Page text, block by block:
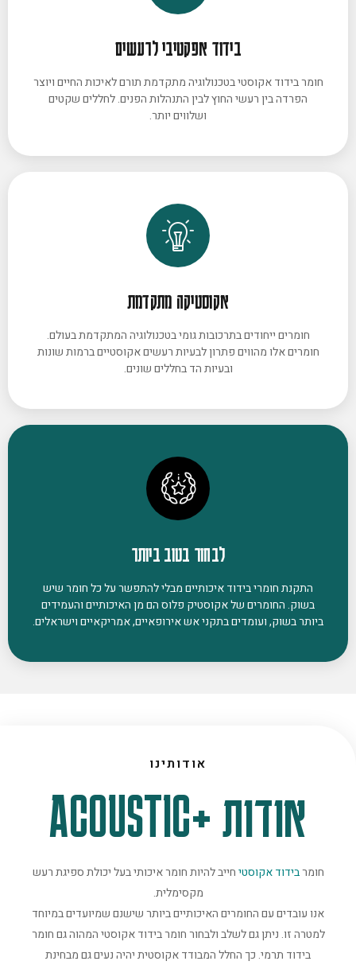
בידוד אפקטיבי לרעשים
חומר בידוד אקוסטי בטכנולוגיה מתקדמת תורם לאיכות החיים ויוצר
הפרדה בין רעשי החוץ לבין התנהלות הפנים. לחללים שקטים
ושלווים יותר.
אקוסטיקה מתקדמת
חומרים ייחודים בתרכובות גומי בטכנולוגיה המתקדמת בעולם.
חומרים אלו מהווים פתרון לבעיות רעשים אקוסטיים ברמות שונות
ובעיות הד בחללים שונים.
לבחור בטוב ביותר
התקנת חומרי בידוד איכותיים מבלי להתפשר על כל חומר שיש
בשוק. החומרים של אקוסטיק פלוס הם מן האיכותיים והעמידים
ביותר בשוק, ועומדים בתקני אש אירופאיים, אמריקאיים וישראלים.
אודותינו
אודות +ACOUSTIC
חומרבידוד אקוסטיחייב להיות חומר איכותי בעל יכולת ספיגת רעש
מקסימלית.
אנו עובדים עם החומרים האיכותיים ביותר שישנם שמיועדים במיוחד
למטרה זו. ניתן גם לשלב ולבחור חומר בידוד אקוסטי המהוה גם חומר
בידוד תרמי. כך החלל המבודד אקוסטית יהיה נעים גם מבחינת